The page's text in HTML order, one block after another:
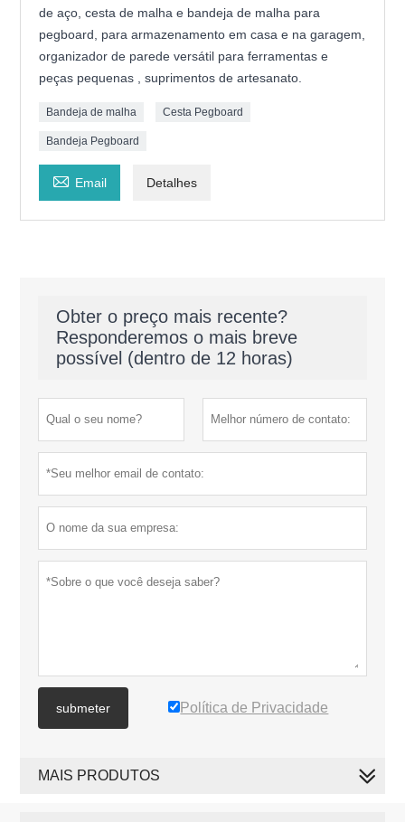
de aço, cesta de malha e bandeja de malha para
pegboard, para armazenamento em casa e na garagem,
organizador de parede versátil para ferramentas e
peças pequenas , suprimentos de artesanato.
Bandeja de malha Cesta Pegboard
Bandeja Pegboard
 Email Detalhes
Obter o preço mais recente?
Responderemos o mais breve
possível (dentro de 12 horas)
submeter Política de Privacidade
MAIS PRODUTOS